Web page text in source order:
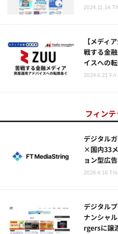
2024.11.14
【メディ
戦する金
イスへの
2024.6.21 Fri
フィン
デジタル
×国内33
ョン型広
2026.4.16
デジタル
ナンシャ
rgersに譲